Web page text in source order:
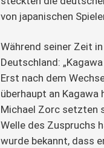
von japanischen
Während seiner Zeit
Deutschland:
Erst nach dem
überhaupt an
Michael Zorc setzten
Welle des Zuspruchs
wurde bekannt, dass